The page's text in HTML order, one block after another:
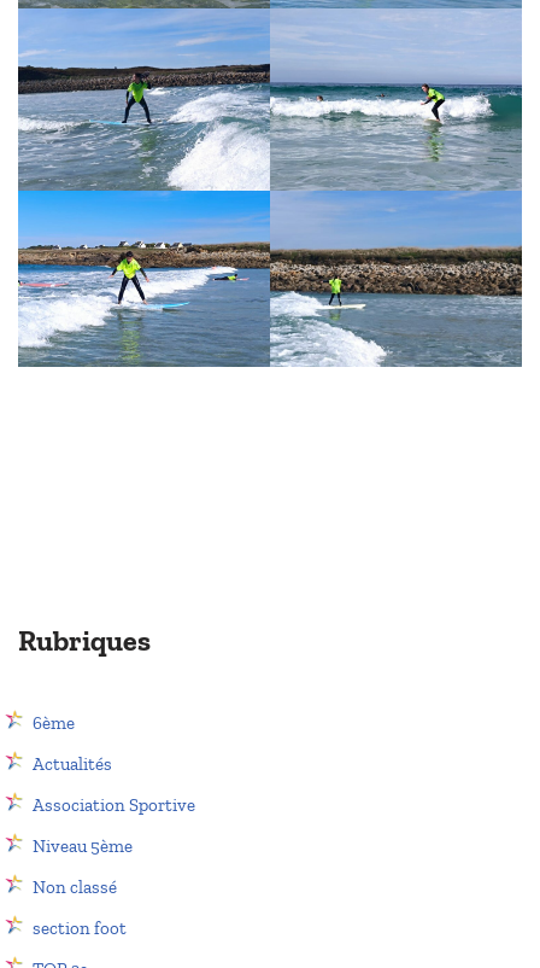
Rubriques
6ème
Actualités
Association Sportive
Niveau 5ème
Non classé
section foot